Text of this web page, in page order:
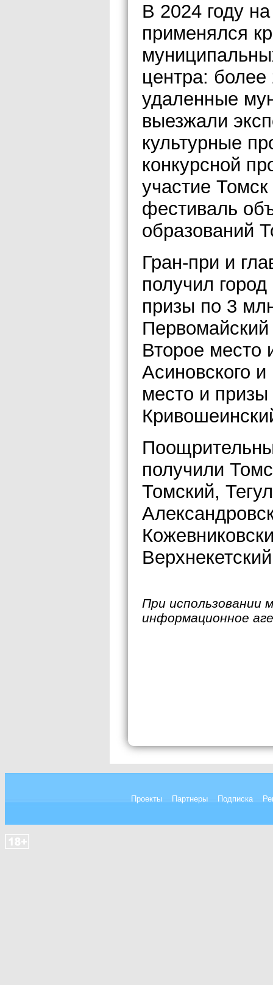
В 2024 году
применялся
центра:
удаленные
выезжали
культурные
конкурсной
участие
фестиваль
образований
Гран-при и
получил
призы по 3
Второе место
Асиновского
место и
получили
Томский,
При использовании
информационное
Проекты Партнеры Подписка